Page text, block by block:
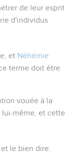
de leur esprit
d'individus
et Néhémie
terme doit être
vouée à la
lui-même, et cette
le bien dire.